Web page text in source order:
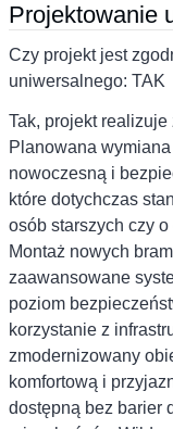
Projektowanie
Czy projekt jest
uniwersalnego: TAK
Tak, projekt
Planowana
nowoczesną i
które dotychczas
osób starszych czy
Montaż nowych
zaawansowane
poziom
korzystanie z
zmodernizowany
komfortową i
dostępną bez barier